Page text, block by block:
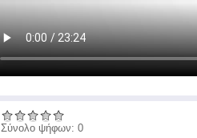
Σύνολο ψήφων: 0